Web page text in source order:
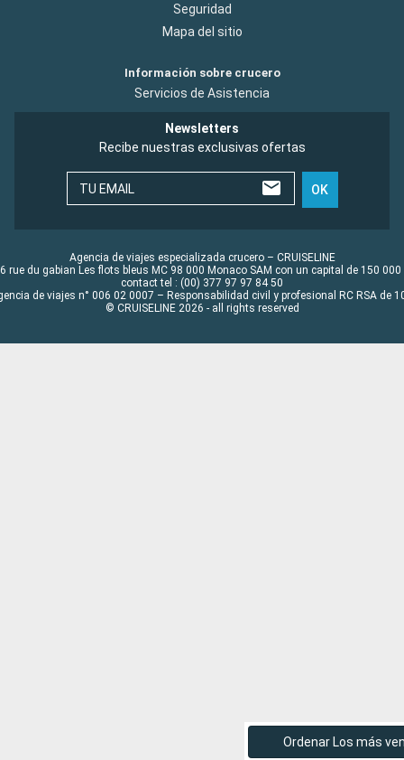
Ordenar Los más
Seguridad
Mapa del sitio
Información sobre crucero
Servicios de Asistencia
Newsletters
Recibe nuestras exclusivas ofertas
TU EMAIL OK
Agencia de viajes especializada crucero – CRUISELINE
rue du gabian Les flots bleus MC 98 000 Monaco SAM con un capital de 150 000
contact tel : (00) 377 97 97 84 50
de viajes n° 006 02 0007 – Responsabilidad civil y profesional RC RSA de
© CRUISELINE 2026 - all rights reserved